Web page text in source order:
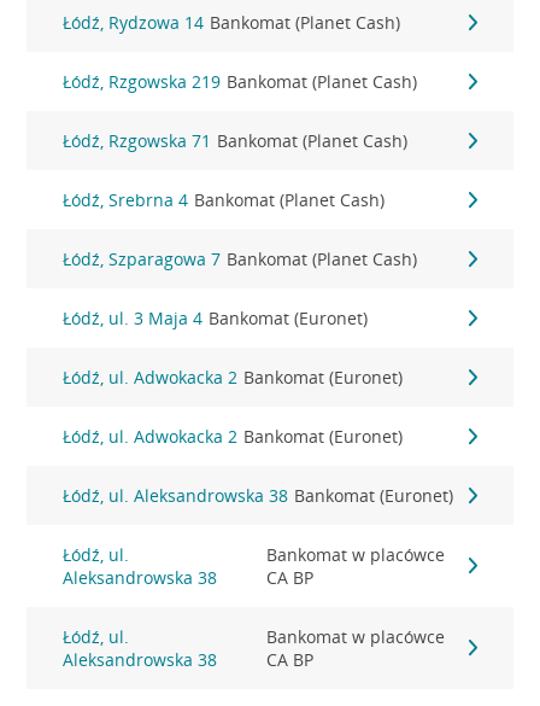
Łódź, Rydzowa 14 Bankomat (Planet Cash)
Łódź, Rzgowska 219 Bankomat (Planet Cash)
Łódź, Rzgowska 71 Bankomat (Planet Cash)
Łódź, Srebrna 4 Bankomat (Planet Cash)
Łódź, Szparagowa 7 Bankomat (Planet Cash)
Łódź, ul. 3 Maja 4 Bankomat (Euronet)
Łódź, ul. Adwokacka 2 Bankomat (Euronet)
Łódź, ul. Adwokacka 2 Bankomat (Euronet)
Łódź, ul. Aleksandrowska 38 Bankomat (Euronet)
Łódź, ul.
Aleksandrowska 38
Bankomat w placówce
CA BP
Łódź, ul.
Aleksandrowska 38
Bankomat w placówce
CA BP